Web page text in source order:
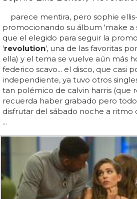
parece mentira, pero sophie
promocionando su álbum 'make a
que el elegido para seguir la
'revolution', una de las favoritas
ella) y el tema se vuelve aún más
federico scavo... el disco, que casi
independiente, ya tuvo otros
tan polémico de calvin harris (que
recuerda haber grabado pero
disfrutar del sábado noche a ritmo
...